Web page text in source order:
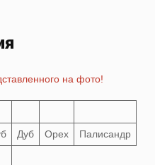
на фото!
Дуб Орех Палисандр